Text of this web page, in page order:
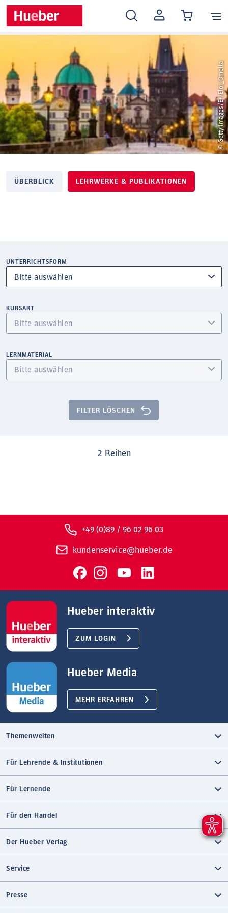
MEIN
KONTO
© Getty Images/E+/Eloi_Omella
ÜBERBLICK LEHRWERKE & PUBLIKATIONEN
UNTERRICHTSFORM
KURSART
LERNMATERIAL
FILTER LÖSCHEN
2 Reihen
+49 (0)89 / 96 02 96 03
kundenservice@hueber.de
Hueber interaktiv
ZUM LOGIN
Hueber Media
MEHR ERFAHREN
Themenwelten
Für Lehrende & Institutionen
Für Lernende
Für den Handel
Der Hueber Verlag
Service
Presse